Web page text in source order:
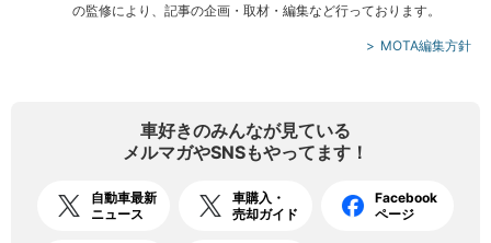
の監修により、記事の企画・取材・編集など行っております。
MOTA編集方針
車好きのみんなが見ている
メルマガやSNSもやってます！
自動車最新
ニュース
車購入・
売却ガイド
Facebook
ページ